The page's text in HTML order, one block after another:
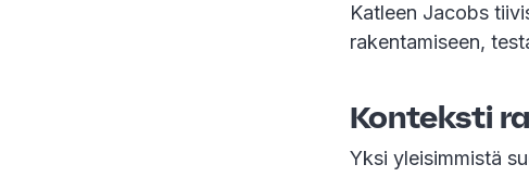
Katleen Jacobs
rakentamiseen,
Konteksti
Yksi yleisimmistä